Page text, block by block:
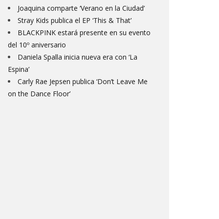
Joaquina comparte ‘Verano en la Ciudad’
Stray Kids publica el EP ‘This & That’
BLACKPINK estará presente en su evento
del 10º aniversario
Daniela Spalla inicia nueva era con ‘La
Espina’
Carly Rae Jepsen publica ‘Don’t Leave Me
on the Dance Floor’